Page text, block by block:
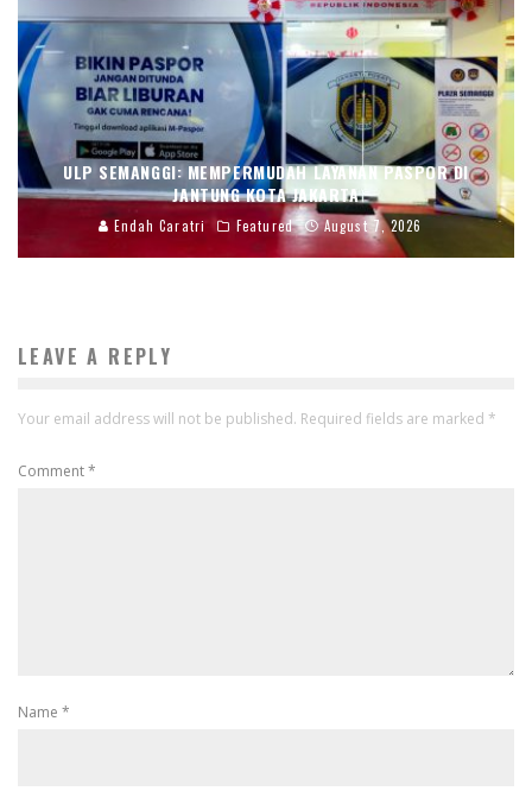
ULP SEMANGGI: MEMPERMUDAH LAYANAN PASPOR DI
JANTUNG KOTA JAKARTA
Endah Caratri Featured August 7, 2026
LEAVE A REPLY
Your email address will not be published. Required fields are marked *
Comment*
Name *